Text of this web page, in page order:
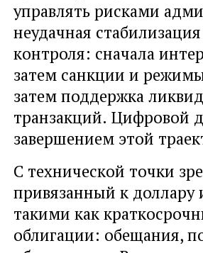
управлять рисками
неудачная
контроля: сначала
затем санкции и
затем поддержка
транзакций. Цифровой
завершением этой
С технической точки
привязанный к доллару
такими как
облигации: обещания,